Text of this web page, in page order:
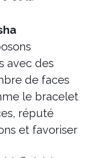
avec des
de faces
le bracelet
réputé
et favoriser